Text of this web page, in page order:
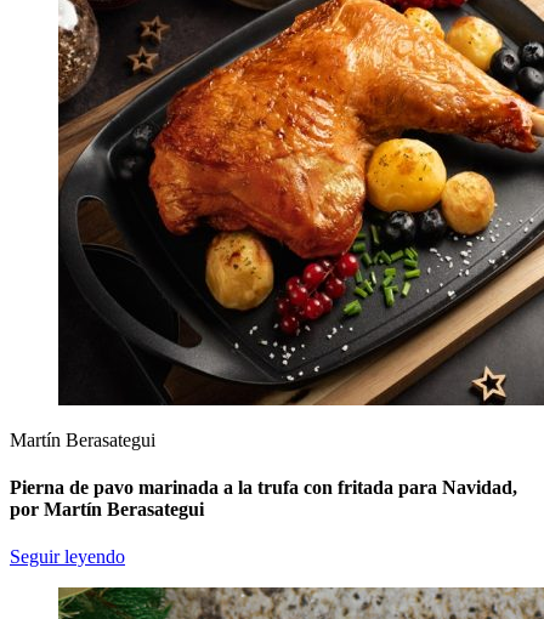
Martín Berasategui
Pierna de pavo marinada a la trufa con fritada para Navidad,
por Martín Berasategui
Seguir leyendo